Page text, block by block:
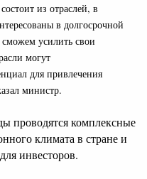
из отраслей, в
в долгосрочной
усилить свои
могут
для привлечения
министр.
проводятся комплексные
климата в стране и
инвесторов.